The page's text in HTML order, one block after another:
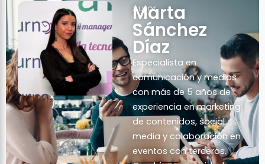
Autor
Marta
Sánchez
Díaz
Especialista en
comunicación y medios
con más de 5 años de
experiencia en marketing
de contenidos, social
media y colaboración en
eventos con terceros.